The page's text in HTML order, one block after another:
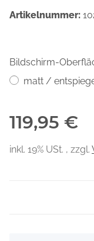
Artikelnummer:
Bildschirm-
matt /
119,95 €
inkl. 19% USt. , zzgl.